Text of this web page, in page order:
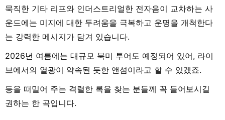
묵직한 기타 리프와 인더스트리얼한 전자음이 교차하는 사
운드에는 미지에 대한 두려움을 극복하고 운명을 개척한다
는 강력한 메시지가 담겨 있습니다.
2026년 여름에는 대규모 북미 투어도 예정되어 있어, 라이
브에서의 열광이 약속된 듯한 앤섬이라고 할 수 있겠죠.
등을 떠밀어 주는 격렬한 록을 찾는 분들께 꼭 들어보시길
권하는 한 곡입니다.